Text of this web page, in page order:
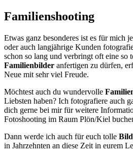
Familienshooting
Etwas ganz besonderes ist es für mich
oder auch langjährige Kunden
schon so lang und verbringt oft eine so
Familienbilder anfertigen zu dürfen,
Neue mit sehr viel Freude.
Möchtest auch du wundervolle
Liebsten haben? Ich fotografiere auch
dich gerne bei mir für weitere
Fotoshooting im Raum Plön/Kiel
Dann werde ich auch für euch tolle
in Jahrzehnten an diese Zeit in eurem